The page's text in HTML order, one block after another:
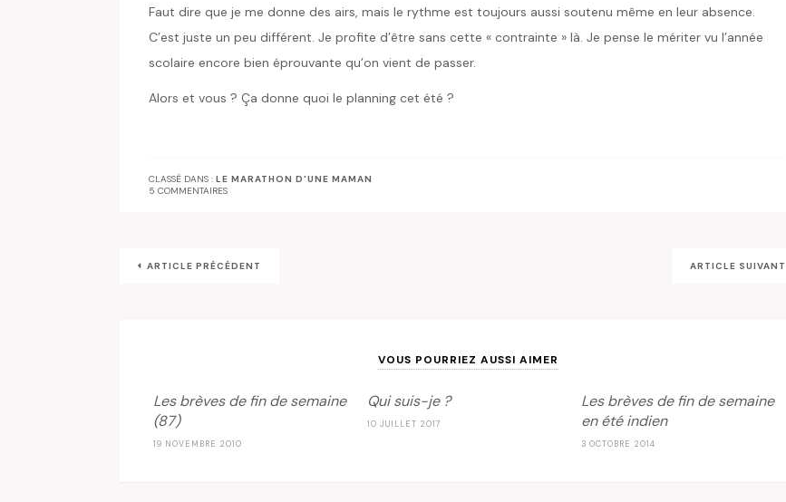
Faut dire que je me donne des airs, mais le rythme est toujours aussi soutenu même en leur absence.
C’est juste un peu différent. Je profite d’être sans cette « contrainte » là. Je pense le mériter vu l’année
scolaire encore bien éprouvante qu’on vient de passer.
Alors et vous ? Ça donne quoi le planning cet été ?
CLASSÉ DANS : LE MARATHON D'UNE MAMAN
5 COMMENTAIRES
ARTICLE PRÉCÉDENT ARTICLE SUIVANT
VOUS POURRIEZ AUSSI AIMER
Les brèves de fin de semaine
(87)
19 NOVEMBRE 2010
Qui suis-je ?
10 JUILLET 2017
Les brèves de fin de semaine
en été indien
3 OCTOBRE 2014